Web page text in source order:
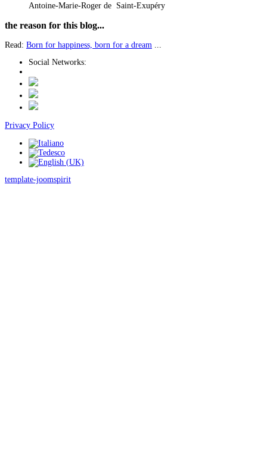
Antoine-Marie-Roger de Saint-Exupéry
the reason for this blog...
Read: Born for happiness, born for a dream
Social Networks:
Privacy Policy
template-joomspirit